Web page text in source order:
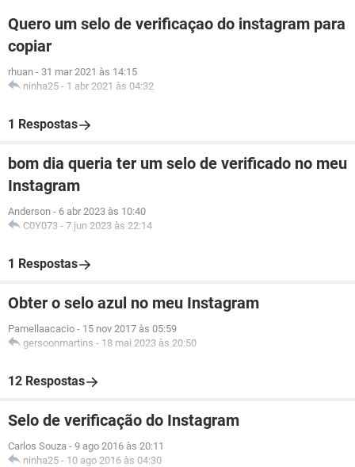
Quero um selo de verificaçao do instagram para
copiar
rhuan - 31 mar 2021 às 14:15
ninha25 - 1 abr 2021 às 04:32
1 Respostas
bom dia queria ter um selo de verificado no meu
Instagram
Anderson - 6 abr 2023 às 10:40
C0Y073 - 7 jun 2023 às 22:14
1 Respostas
Obter o selo azul no meu Instagram
Pamellaacacio - 15 nov 2017 às 05:59
gersoonmartins - 18 mai 2023 às 20:50
12 Respostas
Selo de verificação do Instagram
Carlos Souza - 9 ago 2016 às 20:11
ninha25 - 10 ago 2016 às 04:30